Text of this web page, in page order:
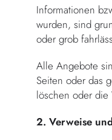
Informationen
wurden, sind
oder grob
Alle Angebote
Seiten oder das
löschen oder
2. Verweise